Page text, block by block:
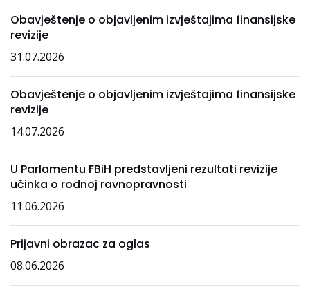
Obavještenje o objavljenim izvještajima finansijske
revizije
31.07.2026
Obavještenje o objavljenim izvještajima finansijske
revizije
14.07.2026
U Parlamentu FBiH predstavljeni rezultati revizije
učinka o rodnoj ravnopravnosti
11.06.2026
Prijavni obrazac za oglas
08.06.2026